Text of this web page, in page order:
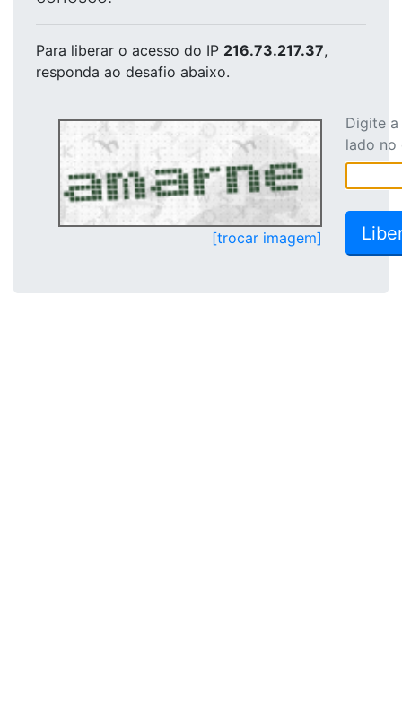
Para liberar o acesso do IP 216.73.217.37,
responda ao desafio abaixo.
[trocar imagem]
Digite
lado no